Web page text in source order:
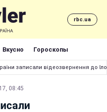
rbc.ua
Вкусно Гороскопы
записали відеозвернення до
08:45